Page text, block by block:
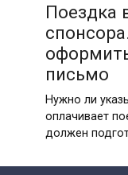
Поездка
письмо
Нужно ли
оплачивает
должен